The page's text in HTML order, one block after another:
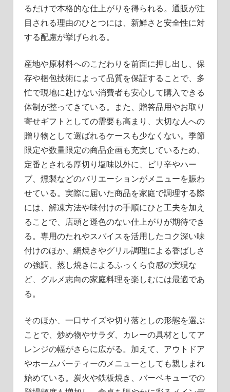
るだけで本格的な仕上がりを得られる。通販が注
目される理由のひとつには、新鮮さと安全性に対
する配慮が挙げられる。
産地や原材料へのこだわりを前面に押し出し、保
存や梱包技術によって品質を保証することで、多
忙で現地に赴けない消費者も安心して購入できる
体制が整ってきている。また、贈答品用やお取り
寄せギフトとしての需要も高まり、大切な人への
贈り物として選ばれるケースも少なくない。季節
限定や数量限定の商品企画も充実しているため、
定番とされる厚切り塩味以外に、ピリ辛やハー
ブ、燻製などのバリエーションがメニューを賑わ
せている。実際に届いた商品を家庭で調理する際
には、解凍方法や味付けの手順にひと工夫を加え
ることで、店頭と遜色のない仕上がりが期待でき
る。専用のたれやスパイスを活用したコク深い味
付けのほか、網焼きやグリル調理による香ばしさ
の強調、蒸し焼きによるふっくら食感の実現な
ど、グルメ志向の家庭料理を楽しむには最適であ
る。
そのほか、一口サイズや切り落としの形態を選ぶ
ことで、炒め物やサラダ、カレーの具材としてア
レンジの幅がさらに広がる。加えて、アウトドア
やホームパーティーのメニューとしても親しまれ
始めている。炭火や鉄板焼き、バーベキューでの